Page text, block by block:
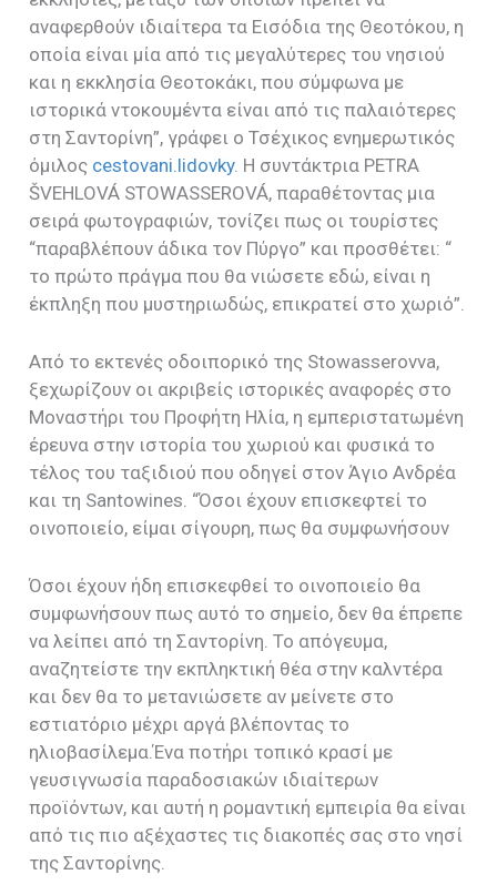
αναφερθούν ιδιαίτερα τα Εισόδια της Θεοτόκου, η
οποία είναι μία από τις μεγαλύτερες του νησιού
και η εκκλησία Θεοτοκάκι, που σύμφωνα με
ιστορικά ντοκουμέντα είναι από τις παλαιότερες
στη Σαντορίνη”, γράφει ο Τσέχικος ενημερωτικός
όμιλος cestovani.lidovky. Η συντάκτρια PETRA
ŠVEHLOVÁ STOWASSEROVÁ, παραθέτοντας μια
σειρά φωτογραφιών, τονίζει πως οι τουρίστες
“παραβλέπουν άδικα τον Πύργο” και προσθέτει: “
το πρώτο πράγμα που θα νιώσετε εδώ, είναι η
έκπληξη που μυστηριωδώς, επικρατεί στο χωριό”.
Από το εκτενές οδοιπορικό της Stowasserovva,
ξεχωρίζουν οι ακριβείς ιστορικές αναφορές στο
Μοναστήρι του Προφήτη Ηλία, η εμπεριστατωμένη
έρευνα στην ιστορία του χωριού και φυσικά το
τέλος του ταξιδιού που οδηγεί στον Άγιο Ανδρέα
και τη Santowines. “Όσοι έχουν επισκεφτεί το
οινοποιείο, είμαι σίγουρη, πως θα συμφωνήσουν
Όσοι έχουν ήδη επισκεφθεί το οινοποιείο θα
συμφωνήσουν πως αυτό το σημείο, δεν θα έπρεπε
να λείπει από τη Σαντορίνη.Το απόγευμα,
αναζητείστε την εκπληκτική θέα στην καλντέρα
και δεν θα το μετανιώσετε αν μείνετε στο
εστιατόριο μέχρι αργά βλέποντας το
ηλιοβασίλεμα.Ένα ποτήρι τοπικό κρασί με
γευσιγνωσία παραδοσιακών ιδιαίτερων
προϊόντων, και αυτή η ρομαντική εμπειρία θα είναι
από τις πιο αξέχαστες τις διακοπές σας στο νησί
της Σαντορίνης.